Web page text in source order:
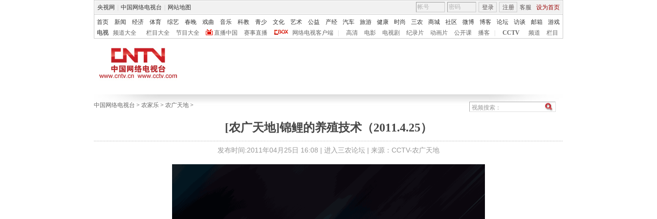
央视网 中国网络电视台 网站地图 客服 设为首页
登录 注册
首页 新闻 经济 体育 综艺 春晚 戏曲 音乐 科教 青少 文化 艺术 公益 产经 汽车 旅游 健康 时尚 三农 商城 社区 微博 博客 论坛 访谈 邮箱
游戏
电视
频道大全 栏目大全 节目大全 直播中国 赛事直播 网络电视客户端 高清 电影 电视剧 纪录片 动画片 公开课 播客 CCTV 频道 栏目
中国网络电视台 > 农家乐 > 农广天地 >
[农广天地]锦鲤的养殖技术（2011.4.25）
发布时间:2011年04月25日 16:08 | 进入三农论坛 | 来源：CCTV-农广天地